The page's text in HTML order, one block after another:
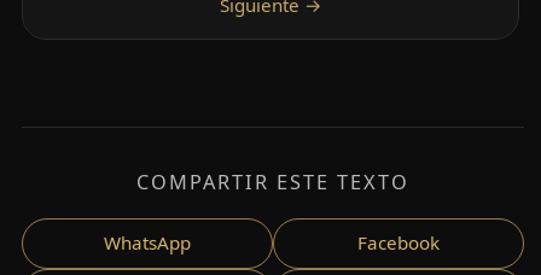
COMPARTIR ESTE TEXTO
WhatsApp Facebook